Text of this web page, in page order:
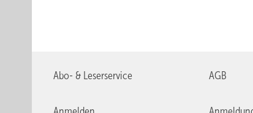
Abo- & Leserservice AGB